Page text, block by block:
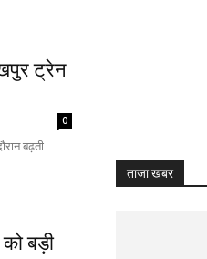
ट्रेन
0
बढ़ती
बड़ी
ताजा खबर